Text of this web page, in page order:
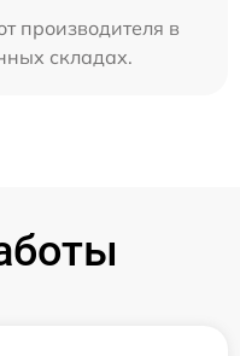
производителя в
складах.